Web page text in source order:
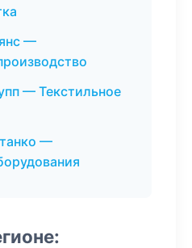
—
— Текстильное
—